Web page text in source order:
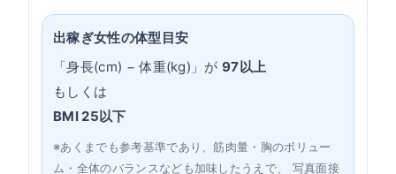
出稼ぎ女性の体型目安
「身長(cm) − 体重(kg)」が97以上
もしくは
BMI 25以下
※あくまでも参考基準であり、筋肉量・胸のボリュー
ム・全体のバランスなども加味したうえで、 写真面接